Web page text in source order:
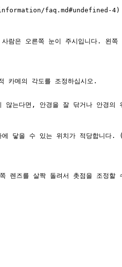
information/faq.md#undefined-4)
은 오른쪽 눈이 주시입니다. 왼쪽
카메의 각도를 조정하십시오.
는다면, 안경을 잘 닦거나 안경의
닿을 수 있는 위치가 적당합니다
렌즈를 살짝 돌려서 촛점을 조정할